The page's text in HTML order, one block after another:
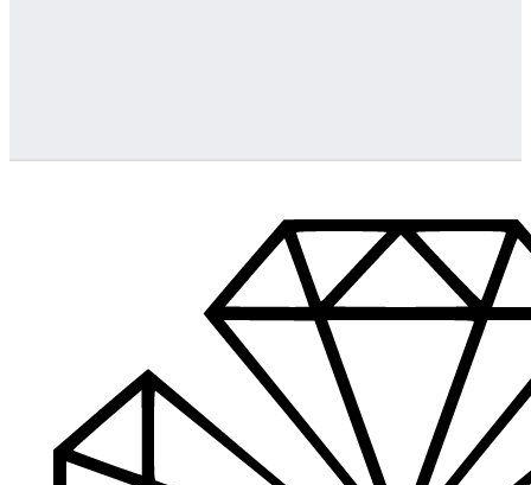
Jeigu turite klausimų ar iškilo problemų su užsakymu, mus
Aukštos kokybės produkcija
Mes siūlome tik aukščiausios kokybės produktus nagams,